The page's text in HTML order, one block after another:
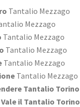
Tantalio Mezzago
Mezzago
Tantalio Mezzago
Tantalio Mezzago
Tantalio Mezzago
Tantalio Mezzago
Tantalio Torino
il Tantalio Torino